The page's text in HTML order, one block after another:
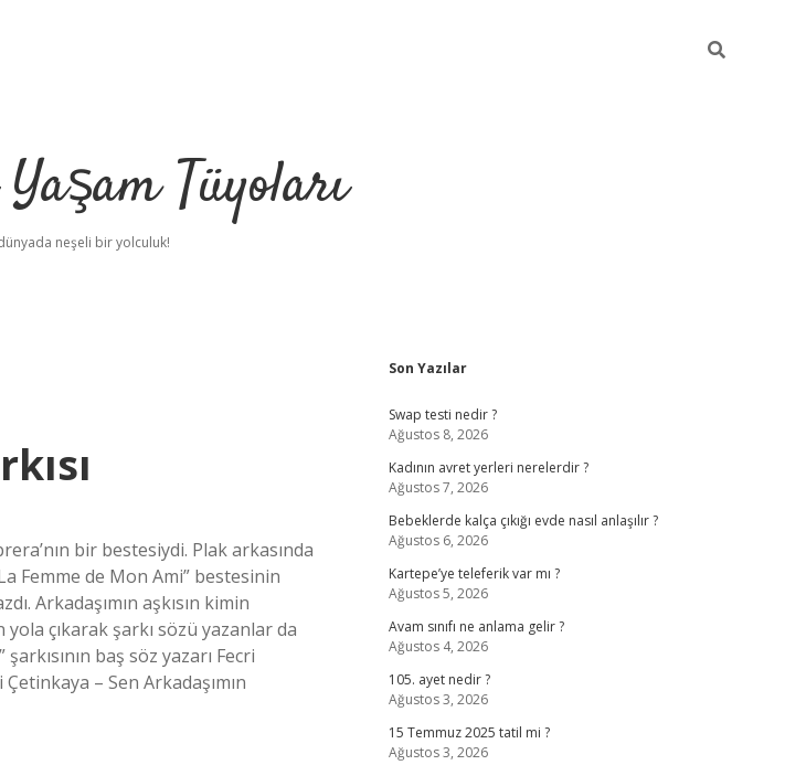
Tüyoları
neşeli bir yolculuk!
bir bestesiydi. Plak arkasında
Femme de Mon Ami” bestesinin
Arkadaşımın aşkısın kimin
çıkarak şarkı sözü yazanlar da
baş söz yazarı Fecri
Çetinkaya – Sen Arkadaşımın
Sidebar
Son Yazılar
Swap testi nedir ?
Ağustos 8, 2026
Kadının avret yerleri nerelerdir ?
Ağustos 7, 2026
Bebeklerde kalça çıkığı evde nasıl anlaşılır ?
Ağustos 6, 2026
Kartepe’ye teleferik var mı ?
Ağustos 5, 2026
Avam sınıfı ne anlama gelir ?
Ağustos 4, 2026
105. ayet nedir ?
Ağustos 3, 2026
15 Temmuz 2025 tatil mi ?
Ağustos 3, 2026